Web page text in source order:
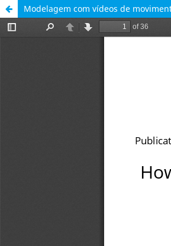
Modelagem com vídeos de